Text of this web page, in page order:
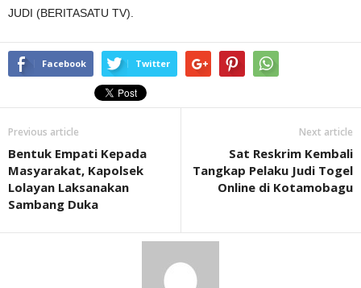
JUDI (BERITASATU TV).
Facebook Twitter
Previous article
Bentuk Empati Kepada
Masyarakat, Kapolsek
Lolayan Laksanakan
Sambang Duka
Next article
Sat Reskrim Kembali
Tangkap Pelaku Judi Togel
Online di Kotamobagu